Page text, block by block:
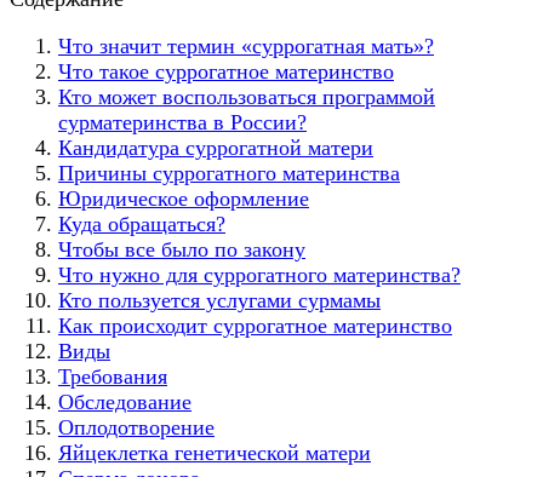
Что значит термин «суррогатная мать»?
Что такое суррогатное материнство
Кто может воспользоваться программой
сурматеринства в России?
Кандидатура суррогатной матери
Причины суррогатного материнства
Юридическое оформление
Куда обращаться?
Чтобы все было по закону
Что нужно для суррогатного материнства?
Кто пользуется услугами сурмамы
Как происходит суррогатное материнство
Виды
Требования
Обследование
Оплодотворение
Яйцеклетка генетической матери